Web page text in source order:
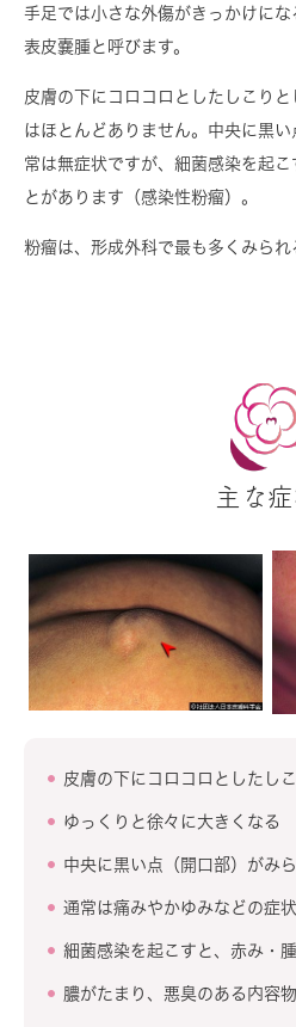
手足では小さな外傷がきっかけに
表皮嚢腫と呼びます。
皮膚の下にコロコロとしたしこり
はほとんどありません。中央に黒
常は無症状ですが、細菌感染を起
とがあります（感染性粉瘤）。
粉瘤は、形成外科で最も多くみられ
主な
皮膚の下にコロコロとしたし
ゆっくりと徐々に大きくなる
中央に黒い点（開口部）がみ
通常は痛みやかゆみなどの症
細菌感染を起こすと、赤み・
膿がたまり、悪臭のある内容